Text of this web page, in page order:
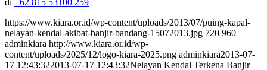
https://www.kiara.or.id/wp-content/uploads/2013/07/puing-kapal-
nelayan-kendal-akibat-banjir-bandang-15072013.jpg 720 960
adminkiara http://www.kiara.or.id/wp-
content/uploads/2025/12/logo-kiara-2025.png adminkiara2013-07-
17 12:43:322013-07-17 12:43:32Nelayan Kendal Terkena Banjir